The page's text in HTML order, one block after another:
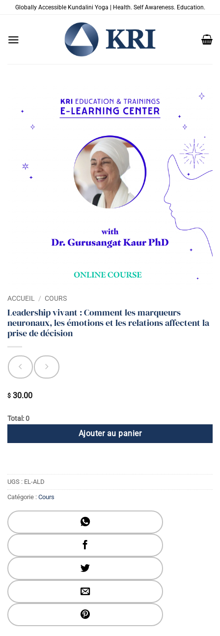
PasserGlobally Accessible Kundalini Yoga | Health. Self Awareness. Education.
ACCUEIL / COURS
Leadership vivant : Comment les marqueurs
neuronaux, les émotions et les relations affectent la
prise de décision
$ 30.00
Total: 0
Ajouter au panier
UGS : EL-ALD
Catégorie : Cours